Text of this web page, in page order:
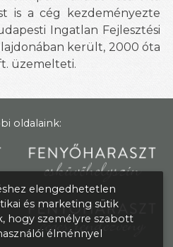
is a cég kezdeményezte
Ingatlan Fejlesztési
került, 2000 óta
üzemelteti.
oldalaink:
elengedhetetlen
és marketing sütik
hogy személyre szabott
élménnyel